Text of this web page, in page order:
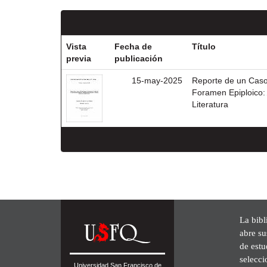
Vista
previa
Fecha de
publicación
Título
15-may-2025
Reporte de un
Foramen
Literatura
Universidad San Francisco de
La
abre
de